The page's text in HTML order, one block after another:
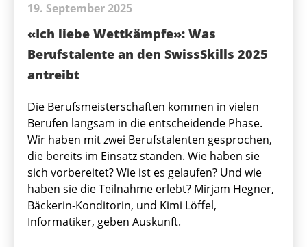
19. September 2025
«Ich liebe Wettkämpfe»: Was
Berufstalente an den SwissSkills 2025
antreibt
Die Berufsmeisterschaften kommen in vielen
Berufen langsam in die entscheidende Phase.
Wir haben mit zwei Berufstalenten gesprochen,
die bereits im Einsatz standen. Wie haben sie
sich vorbereitet? Wie ist es gelaufen? Und wie
haben sie die Teilnahme erlebt? Mirjam Hegner,
Bäckerin-Konditorin, und Kimi Löffel,
Informatiker, geben Auskunft.